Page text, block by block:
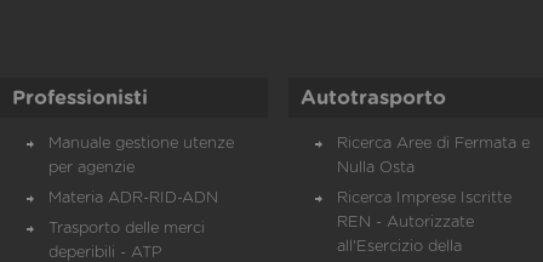
Professionisti
Manuale gestione utenze
per agenzie
Materia ADR-RID-ADN
Trasporto delle merci
deperibili - ATP
Autotrasporto
Ricerca Aree di Fermata e
Nulla Osta
Ricerca Imprese Iscritte
REN - Autorizzate
all'Esercizio della